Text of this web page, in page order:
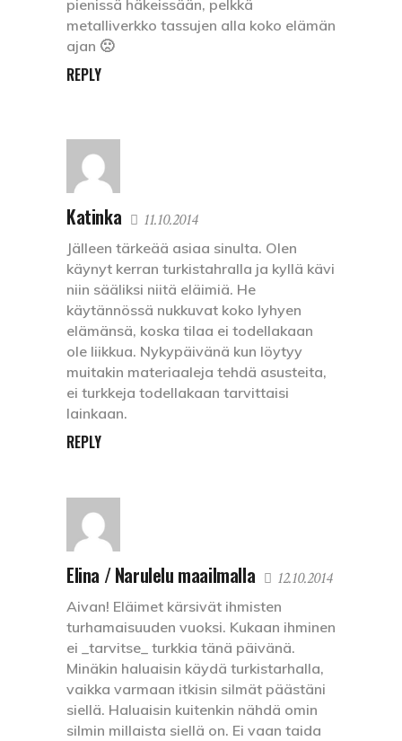
pienissä häkeissään, pelkkä
metalliverkko tassujen alla koko elämän
ajan 🙁
REPLY
Katinka 11.10.2014
Jälleen tärkeää asiaa sinulta. Olen
käynyt kerran turkistahralla ja kyllä kävi
niin sääliksi niitä eläimiä. He
käytännössä nukkuvat koko lyhyen
elämänsä, koska tilaa ei todellakaan
ole liikkua. Nykypäivänä kun löytyy
muitakin materiaaleja tehdä asusteita,
ei turkkeja todellakaan tarvittaisi
lainkaan.
REPLY
Elina / Narulelu maailmalla 12.10.2014
Aivan! Eläimet kärsivät ihmisten
turhamaisuuden vuoksi. Kukaan ihminen
ei _tarvitse_ turkkia tänä päivänä.
Minäkin haluaisin käydä turkistarhalla,
vaikka varmaan itkisin silmät päästäni
siellä. Haluaisin kuitenkin nähdä omin
silmin millaista siellä on. Ei vaan taida